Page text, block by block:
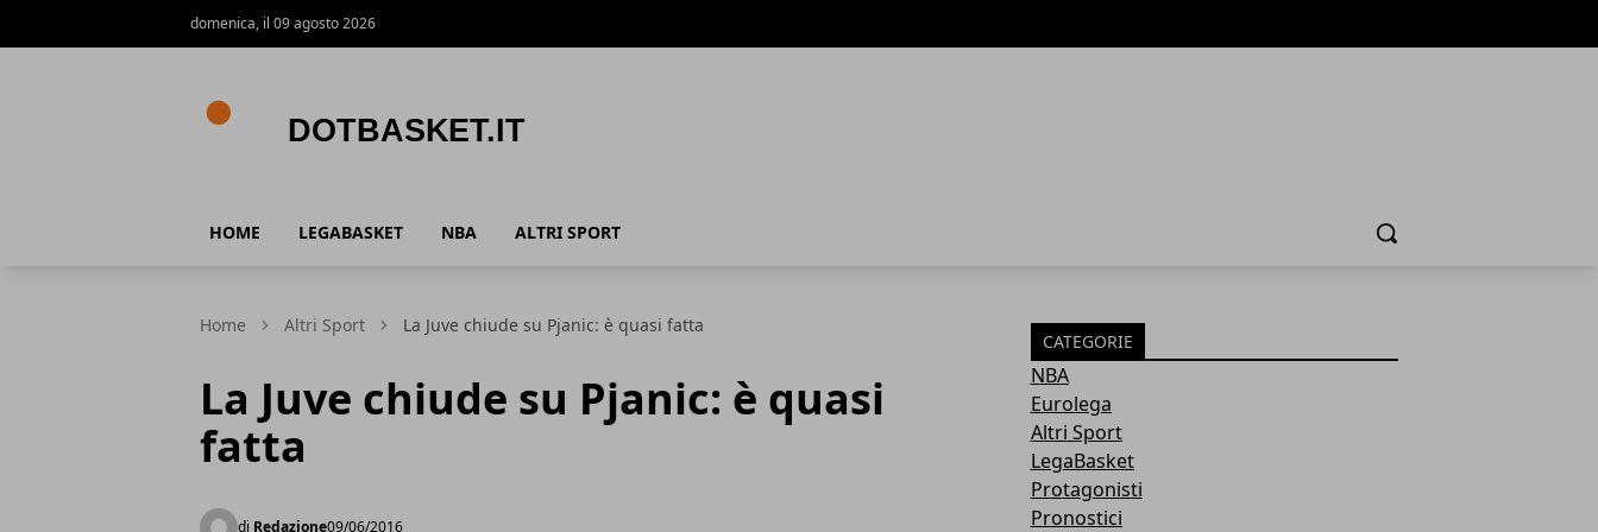
domenica, il 09 agosto 2026
HOME LEGABASKET NBA ALTRI SPORT Cerca
Home Altri Sport La Juve chiude su Pjanic: è quasi fatta
La Juve chiude su Pjanic: è quasi
fatta
di Redazione09/06/2016
CATEGORIE
NBA
Eurolega
Altri Sport
LegaBasket
Protagonisti
Pronostici